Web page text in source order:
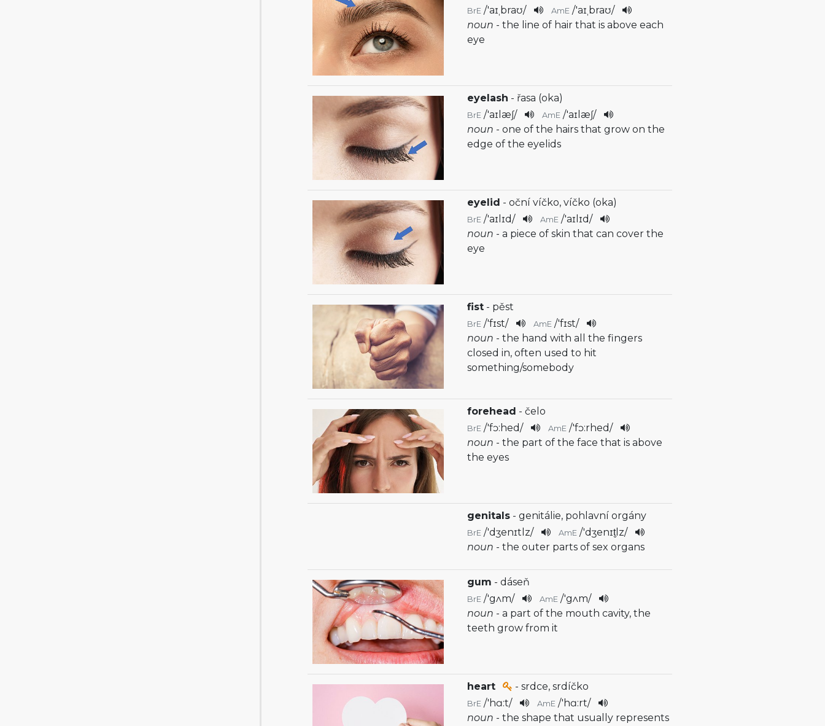
BrE /'aɪˌbraʊ/ AmE /'aɪˌbraʊ/
noun - the line of hair that is above each
eye
eyelash - řasa (oka)
BrE /'aɪlæʃ/ AmE /'aɪlæʃ/
noun - one of the hairs that grow on the
edge of the eyelids
eyelid - oční víčko, víčko (oka)
BrE /'aɪlɪd/ AmE /'aɪlɪd/
noun - a piece of skin that can cover the
eye
fist - pěst
BrE /'fɪst/ AmE /'fɪst/
noun - the hand with all the fingers
closed in, often used to hit
something/somebody
forehead - čelo
BrE /'fɔ:hed/ AmE /'fɔ:rhed/
noun - the part of the face that is above
the eyes
genitals - genitálie, pohlavní orgány
BrE /'dʒenɪtlz/ AmE /'dʒenɪt̬lz/
noun - the outer parts of sex organs
gum - dáseň
BrE /'gʌm/ AmE /'gʌm/
noun - a part of the mouth cavity, the
teeth grow from it
heart - srdce, srdíčko
BrE /'hɑ:t/ AmE /'hɑ:rt/
noun - the shape that usually represents